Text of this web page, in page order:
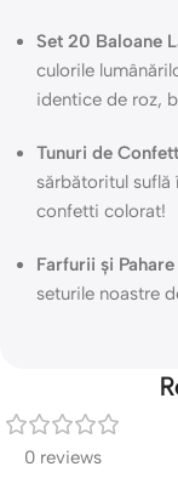
Set 20 Baloane
culorile
identice de roz,
Tunuri de
sărbătoritul suflă
confetti colorat!
Farfurii și
seturile noastre
0 reviews